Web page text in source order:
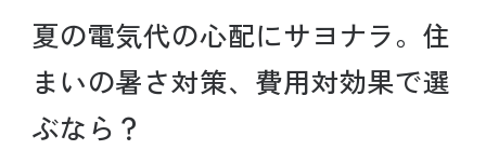
夏の電気代の心配にサヨナラ。住
まいの暑さ対策、費用対効果で選
ぶなら？